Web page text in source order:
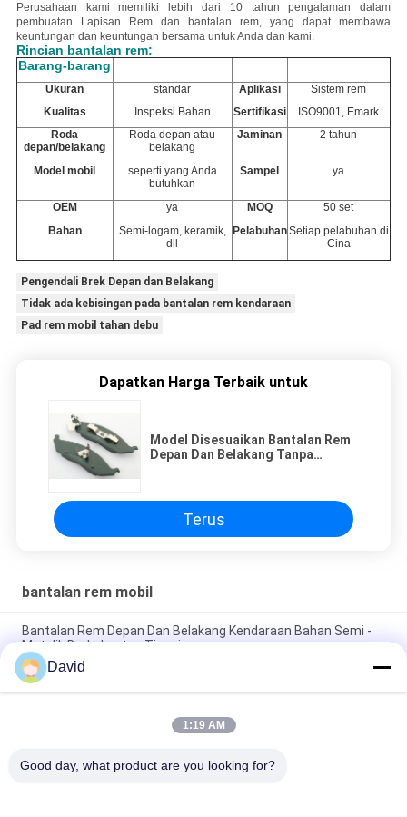
Perusahaan kami memiliki lebih dari 10 tahun pengalaman dalam
pembuatan Lapisan Rem dan bantalan rem, yang dapat membawa
keuntungan dan keuntungan bersama untuk Anda dan kami.
Rincian bantalan rem:
Barang-barang
Ukuran standar Aplikasi
Sistem rem
Kualitas
Inspeksi Bahan Sertifikasi
ISO9001, Emark
Roda
depan/belakang
Roda depan atau
belakang
Jaminan 2 tahun
Model mobil
seperti yang Anda
butuhkan
Sampel ya
OEM ya MOQ
50 set
Bahan
Semi-logam, keramik,
dll
PelabuhanSetiap pelabuhan di
Cina
Pengendali Brek Depan dan Belakang
Tidak ada kebisingan pada bantalan rem kendaraan
Pad rem mobil tahan debu
Dapatkan Harga Terbaik untuk
Model Disesuaikan Bantalan Rem
Depan Dan Belakang Tanpa
Terus
bantalan rem mobil
Bantalan Rem Depan Dan Belakang Kendaraan Bahan Semi -
Metalik Berkekuatan Tinggi
Bantalan Rem Cakram Depan Balap Otomotif, Bantalan Rem
Kinerja Tinggi
Bantalan Rem Mobil Tanpa Kebisingan Gandar Belakang Untuk
David
1:19 AM
Good day, what product are you looking for?